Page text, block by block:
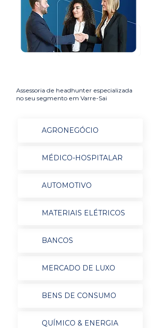
Assessoria de headhunter especializada
no seu segmento em Varre-Sai
AGRONEGÓCIO
MÉDICO-HOSPITALAR
AUTOMOTIVO
MATERIAIS ELÉTRICOS
BANCOS
MERCADO DE LUXO
BENS DE CONSUMO
QUÍMICO & ENERGIA